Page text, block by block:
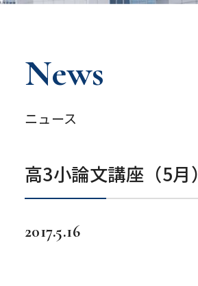
News
ニュース
高3小論文講座（5月）
2017.5.16